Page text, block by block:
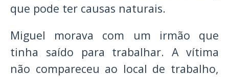
que pode ter causas naturais.
Miguel morava com um irmão que
tinha saído para trabalhar. A vítima
não compareceu ao local de trabalho,